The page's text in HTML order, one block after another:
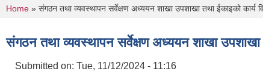
You are here
Home » संगठन तथा व्यवस्थापन सर्वेक्षण अध्ययन शाखा उपशाखा तथा ईकाइको कार्य
संगठन तथा व्यवस्थापन सर्वेक्षण अध्ययन शाखा उपशाखा
Submitted on: Tue, 11/12/2024 - 11:16